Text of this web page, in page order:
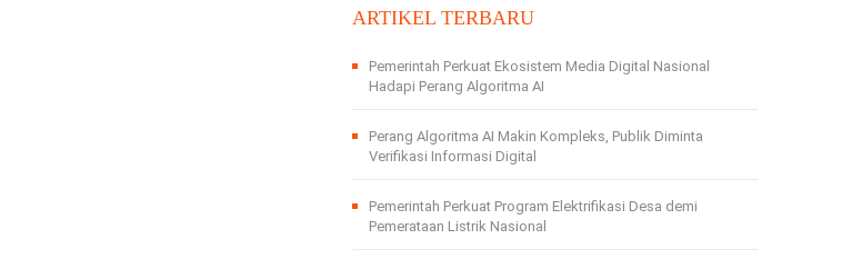
ARTIKEL TERBARU
Pemerintah Perkuat Ekosistem Media Digital Nasional
Hadapi Perang Algoritma AI
Perang Algoritma AI Makin Kompleks, Publik Diminta
Verifikasi Informasi Digital
Pemerintah Perkuat Program Elektrifikasi Desa demi
Pemerataan Listrik Nasional